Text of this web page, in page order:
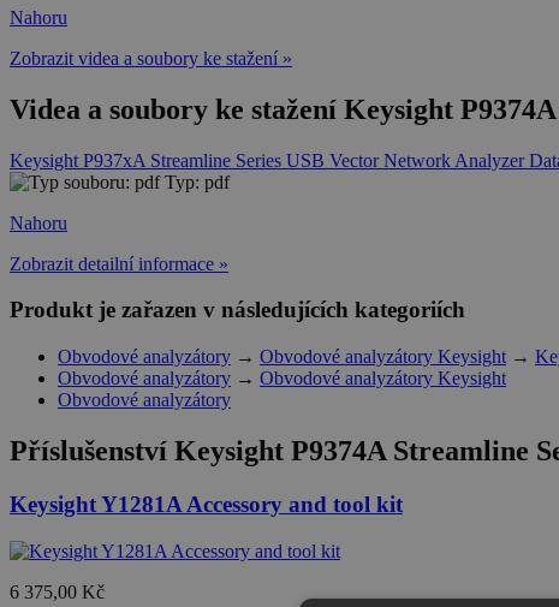
Nahoru
Zobrazit videa a soubory ke stažení »
Videa a soubory ke stažení Keysight
Keysight P937xA Streamline Series USB Vector Network Analyzer
Typ: pdf
Nahoru
Zobrazit detailní informace »
Produkt je zařazen v následujících kategoriích
Obvodové analyzátory → Obvodové analyzátory Keysight →
Obvodové analyzátory → Obvodové analyzátory Keysight
Obvodové analyzátory
Příslušenství Keysight P9374A Streamline
Keysight Y1281A Accessory and tool kit
6 375,00 Kč